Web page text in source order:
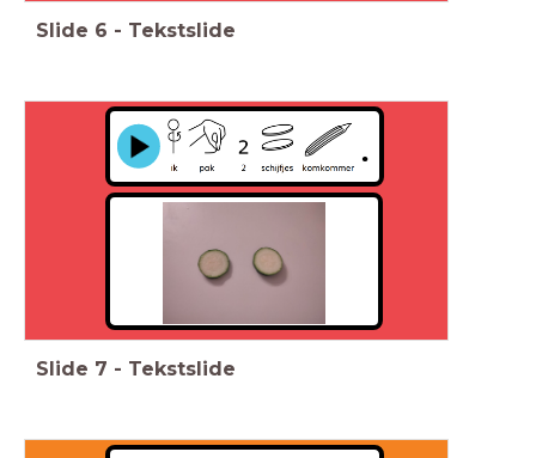
Slide 6 - Tekstslide
Slide 7 - Tekstslide